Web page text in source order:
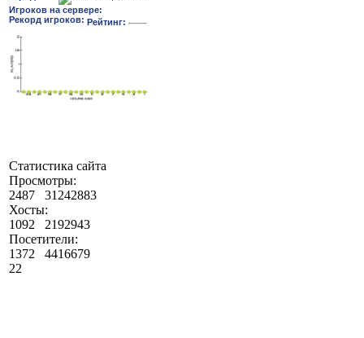
Статистика сайта
Просмотры:
2487
31242883
Хосты:
1092
2192943
Посетители:
1372
4416679
22